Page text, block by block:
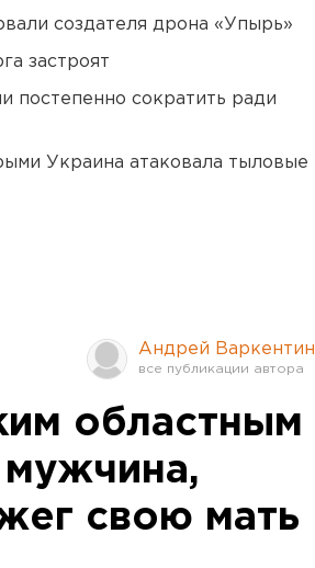
создателя дрона «Упырь»
застроят
постепенно сократить ради
Украина атаковала тыловые
Андрей Варкентин
областным
мужчина,
свою мать